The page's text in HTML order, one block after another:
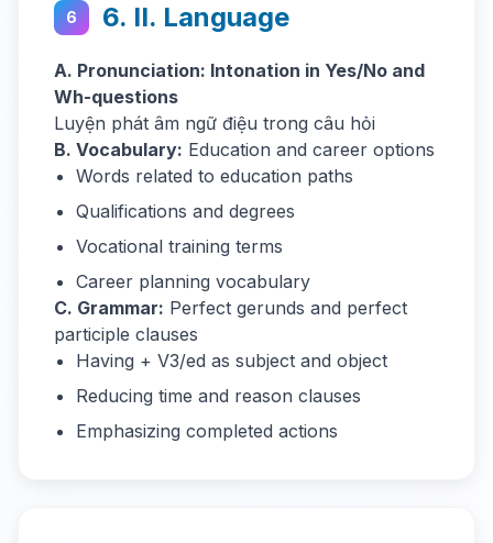
6 6. II. Language
A. Pronunciation: Intonation in Yes/No and
Wh-questions
Luyện phát âm ngữ điệu trong câu hỏi
B. Vocabulary: Education and career options
Words related to education paths
Qualifications and degrees
Vocational training terms
Career planning vocabulary
C. Grammar: Perfect gerunds and perfect
participle clauses
Having + V3/ed as subject and object
Reducing time and reason clauses
Emphasizing completed actions